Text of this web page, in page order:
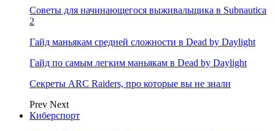
Советы для начинающегося выживальщика в Subnautica
2
Гайд маньякам средней сложности в Dead by Daylight
Гайд по самым легким маньякам в Dead by Daylight
Секреты ARC Raiders, про которые вы не знали
Prev Next
Киберспорт